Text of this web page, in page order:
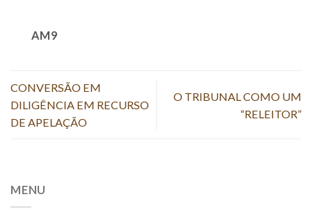
AM9
CONVERSÃO EM
DILIGÊNCIA EM RECURSO
DE APELAÇÃO
O TRIBUNAL COMO UM
“RELEITOR”
MENU